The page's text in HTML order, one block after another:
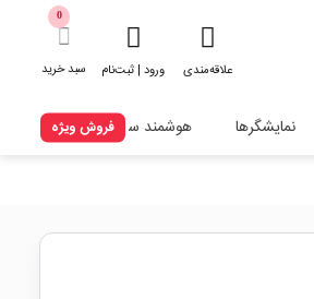
علاقه‌مندی ورود | ثبت‌نام
0
سبد خرید
نمایشگرها هوشمند سازیفروش ویژه